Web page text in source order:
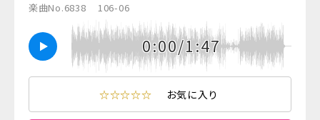
楽曲No.6838 106-06
0:00/1:47
☆☆☆☆☆ お気に入り